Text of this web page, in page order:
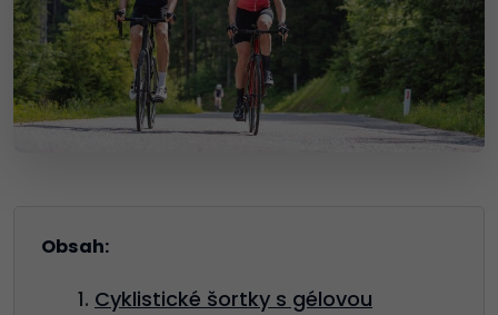
Obsah:
Cyklistické šortky s gélovou